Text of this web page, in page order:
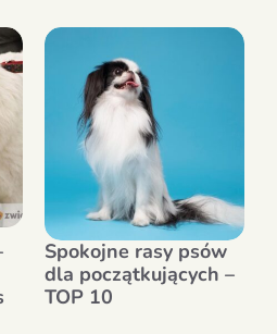
Spokojne rasy psów
dla początkujących –
TOP 10